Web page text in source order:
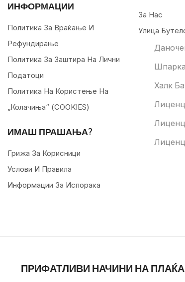
ИНФОРМАЦИИ
Политика За Враќање И
Рефундирање
Политика За Заштира На Лични
Податоци
Политика На Користење На
„колачиња“ (COOKIES)
ИМАШ ПРАШАЊА?
Грижа За Корисници
Услови И Правила
Информации За Испорака
За Нас
Улица
Халк
ПРИФАТЛИВИ НАЧИНИ НА